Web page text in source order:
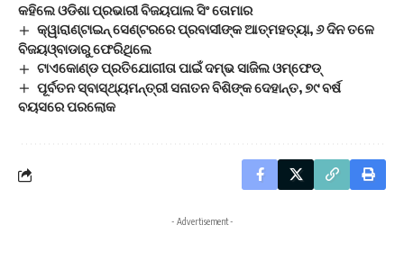
କହିଲେ ଓଡିଶା ପ୍ରଭାରୀ ବିଜୟପାଲ ସିଂ ତୋମାର
କ୍ୱାରାଣ୍ଟାଇନ୍‌ ସେଣ୍ଟରରେ ପ୍ରବାସୀଙ୍କ ଆତ୍ମହତ୍ୟା, ୬ ଦିନ ତଳେ
ବିଜୟଓ୍ବାଡାରୁ ଫେରିଥିଲେ
ଟାଏକୋଣ୍ଡ ପ୍ରତିଯୋଗୀତା ପାଇଁ ଦମ୍ଭ ସାଜିଲ ଓମ୍‌ଫେଡ୍‌
ପୂର୍ବତନ ସ୍ବାସ୍ଥ୍ୟମନ୍ତ୍ରୀ ସନାତନ ବିଶିଙ୍କ ଦେହାନ୍ତ, ୭୯ ବର୍ଷ
ବୟସରେ ପରଲୋକ
- Advertisement -